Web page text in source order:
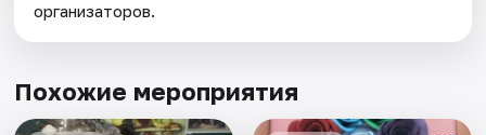
организаторов.
Похожие мероприятия